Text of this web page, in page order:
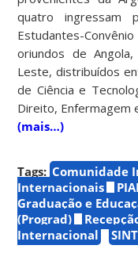
quatro ingressam
Estudantes-
oriundos de
Leste, distribuídos
de Ciência e
Direito, Enfermagem
(mais…)
Tags: Comunidade
Internacionais
Graduação e
(Prograd)
Internacional